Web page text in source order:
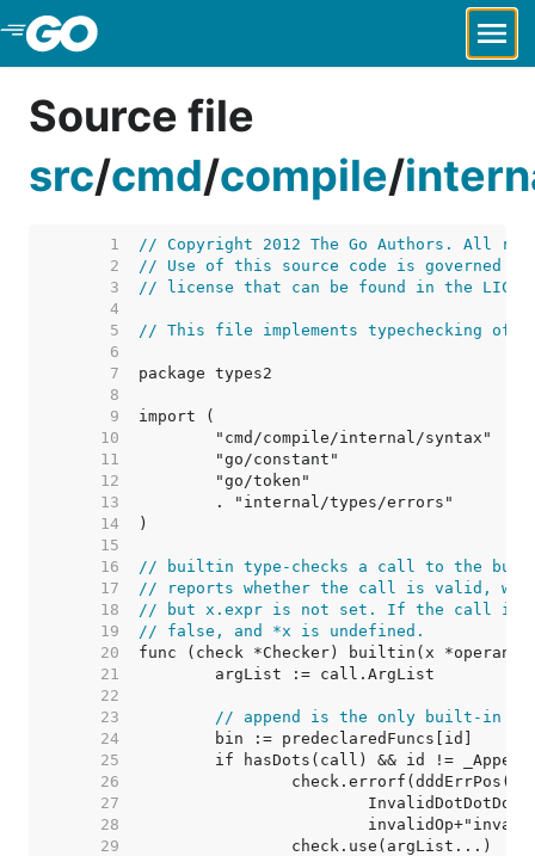
Skip to Main Content
Source file
src/cmd/compile/
     1
// Copyright 2012 The Go Authors. All
     2
// Use of this source code is governed by
     3
// license that can be found in the
     4
     5
// This file implements typechecking
     6
     7
     8
     9
    10
    11
    12
    13
    14
    15
    16
// builtin type-checks a call to the
    17
// reports whether the call is valid,
    18
// but x.expr is not set. If the call is
    19
// false, and *x is undefined.
    20
    21
    22
    23
// append is the only built-in
    24
    25
    26
    27
    28
    29